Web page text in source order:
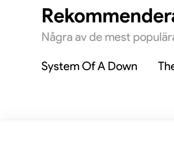
bluesrock till svenska
enastående
Några av de mest
System Of A Down